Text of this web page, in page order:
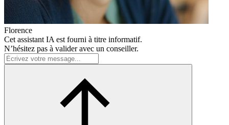
Florence
Cet assistant IA est fourni à titre informatif.
N’hésitez pas à valider avec un conseiller.